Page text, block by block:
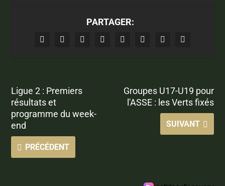
PARTAGER:
Ligue 2 : Premiers
résultats et
programme du week-
end
PRÉCÉDENT
Groupes U17-U19 pour
l'ASSE : les Verts fixés
SUIVANT